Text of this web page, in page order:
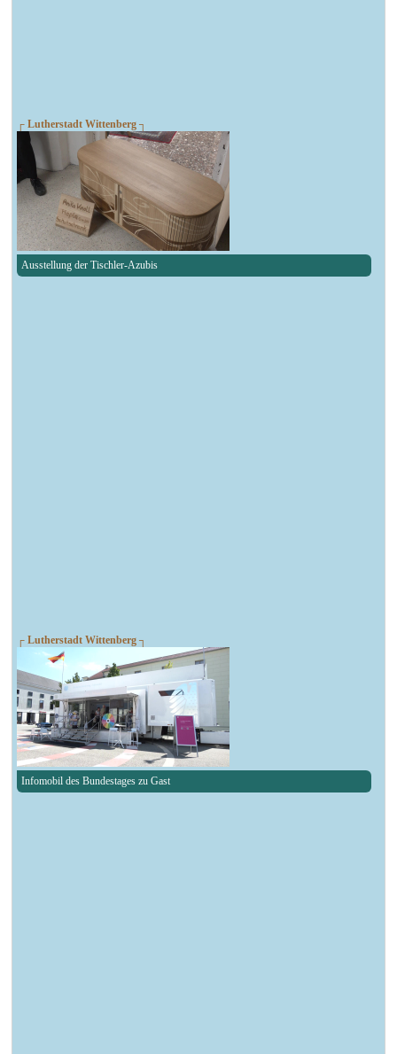
┌ Lutherstadt Wittenberg ┐
Ausstellung der Tischler-Azubis
┌ Lutherstadt Wittenberg ┐
Infomobil des Bundestages zu Gast